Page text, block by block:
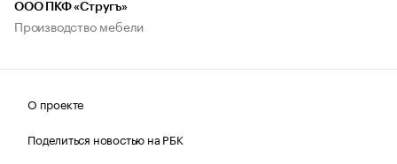
ООО ПКФ «Стругъ»
Производство мебели
О проекте
Поделиться новостью на РБК